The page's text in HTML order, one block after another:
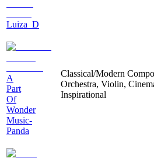
Luiza_D
A
Part
Of
Wonder
Music-
Panda
Classical/Modern
Orchestra, Violin,
Inspirational